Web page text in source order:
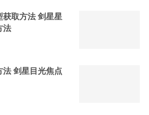
取方法 剑星星
法
剑星目光焦点